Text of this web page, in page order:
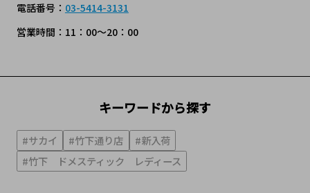
電話番号： 03-5414-3131
営業時間：11：00～20：00
キーワードから探す
#サカイ #竹下通り店
#新入荷
#竹下 ドメスティック レディース